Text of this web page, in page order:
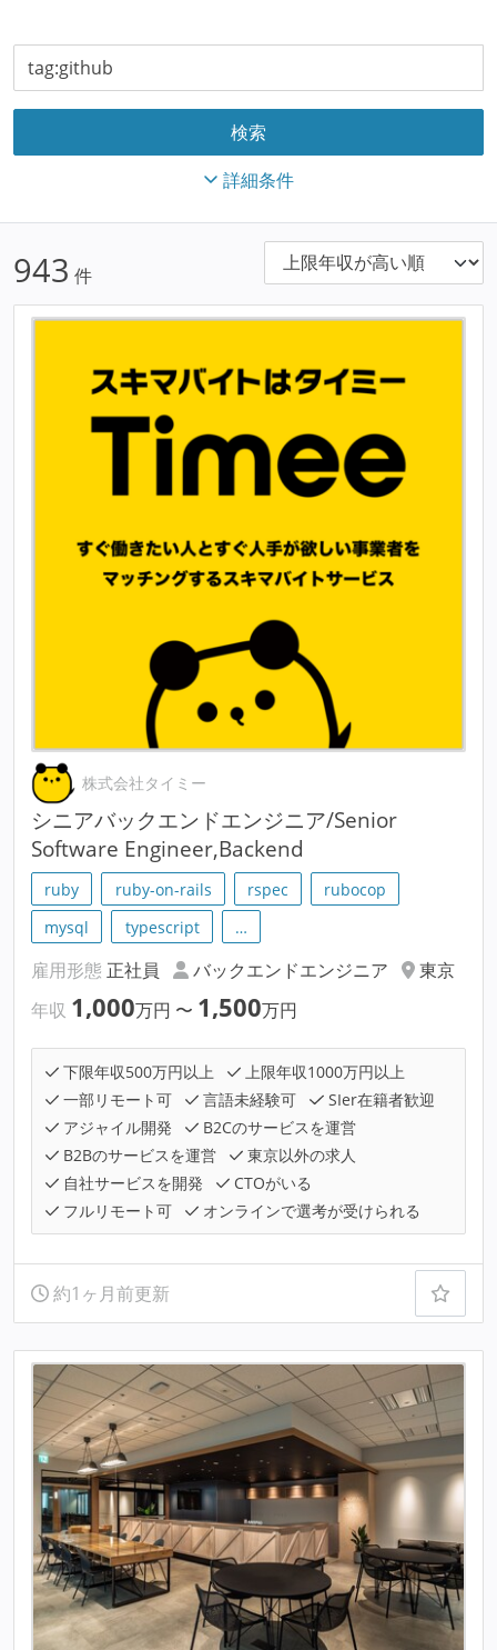
詳細条件
943 件
株式会社タイミー
シニアバックエンドエンジニア/Senior
Software Engineer,Backend
ruby ruby-on-rails rspec
rubocop
mysql
typescript …
雇用形態 正社員 バックエンドエンジニア
東京
年収 1,000万円 〜 1,500万円
下限年収500万円以上
上限年収1000万円以上
一部リモート可
言語未経験可
SIer在籍者歓迎
アジャイル開発
B2Cのサービスを運営
B2Bのサービスを運営
東京以外の求人
自社サービスを開発
CTOがいる
フルリモート可
オンラインで選考が受けられる
約1ヶ月前更新